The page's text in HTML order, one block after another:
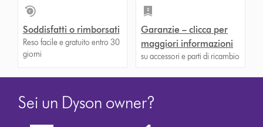
Soddisfatti o rimborsati
Reso facile e gratuito entro 30
giorni
Garanzie – clicca per
maggiori informazioni
su accessori e parti di ricambio
Sei un Dyson owner?